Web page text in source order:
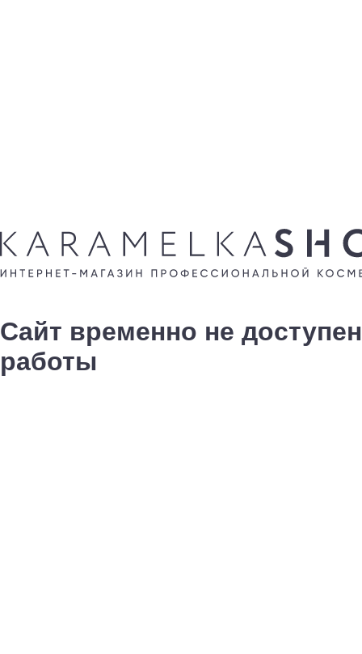
Сайт временно не
работы